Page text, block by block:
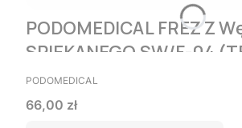
PODOMEDICAL FREZ Z
SPIEKANEGO SW/F-04
PRODUCENT
PODOMEDICAL
Cena
66,00 zł